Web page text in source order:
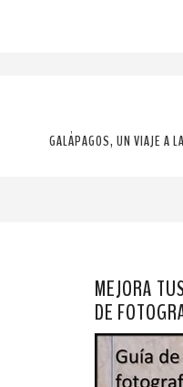
GALÁPAGOS, UN VIAJE A
MEJORA
DE